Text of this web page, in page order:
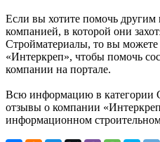
Если вы хотите помочь другим
компанией, в которой они
Стройматериалы, то вы можете
«Интеркреп», чтобы помочь
компании на портале.
Всю информацию в категории
отзывы о компании
информационном